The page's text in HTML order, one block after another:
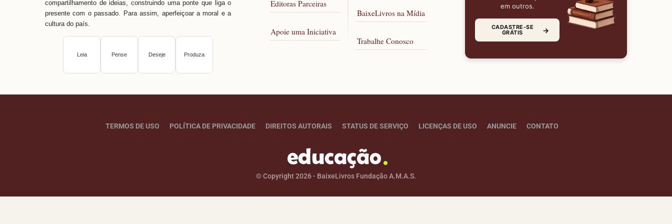
compartilhamento de ideias, construindo uma ponte que liga o
presente com o passado. Para assim, aperfeiçoar a moral e a
cultura do país.
Leia Pense Deseje Produza
Editoras Parceiras
Apoie uma Iniciativa
BaixeLivros na Mídia
Trabalhe Conosco
em outros.
CADASTRE-SE
GRÁTIS →
TERMOS DE USO POLÍTICA DE PRIVACIDADE DIREITOS AUTORAIS STATUS DE SERVIÇO LICENÇAS DE USO ANUNCIE CONTATO
© Copyright 2026 - BaixeLivros Fundação A.M.A.S.